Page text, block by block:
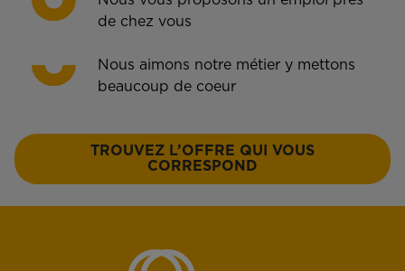
de chez vous
Nous aimons notre métier y mettons
beaucoup de coeur
TROUVEZ L’OFFRE QUI VOUS
CORRESPOND